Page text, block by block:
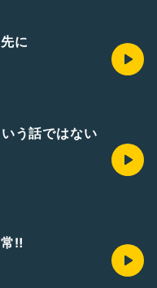
に
う話ではない
‼️